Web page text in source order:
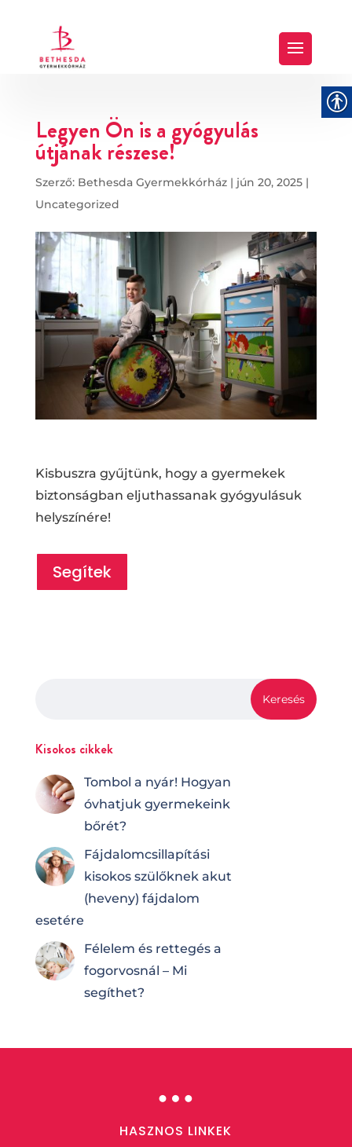
Legyen Ön is a gyógyulás
útjának részese!
Szerző: Bethesda Gyermekkórház| jún 20, 2025|
Uncategorized
Kisbuszra gyűjtünk, hogy a gyermekek
biztonságban eljuthassanak gyógyulásuk
helyszínére!
Segítek
Kisokos cikkek
Tombol a nyár! Hogyan
óvhatjuk gyermekeink
bőrét?
Fájdalomcsilla­pí­tá­si
kisokos szülőknek akut
(heveny) fájdalom
esetére
Félelem és rettegés a
fogorvosnál – Mi
segíthet?
…
HASZNOS LINKEK